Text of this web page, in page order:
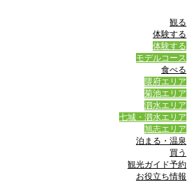
観る
体験する
体験する
モデルコース
食べる
隈府エリア
菊池エリア
泗水エリア
七城・泗水エリア
旭志エリア
泊まる・温泉
買う
観光ガイド予約
お役立ち情報